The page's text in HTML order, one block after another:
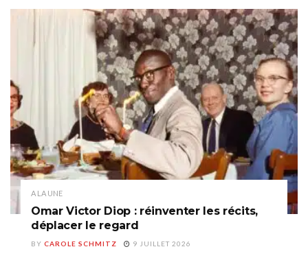
A LA UNE
Omar Victor Diop : réinventer les récits,
déplacer le regard
BY CAROLE SCHMITZ 9 JUILLET 2026